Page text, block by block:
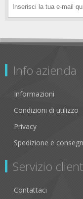
Info azienda
Informazioni
Condizioni di utilizzo
Privacy
Spedizione e
Servizio
Contattaci